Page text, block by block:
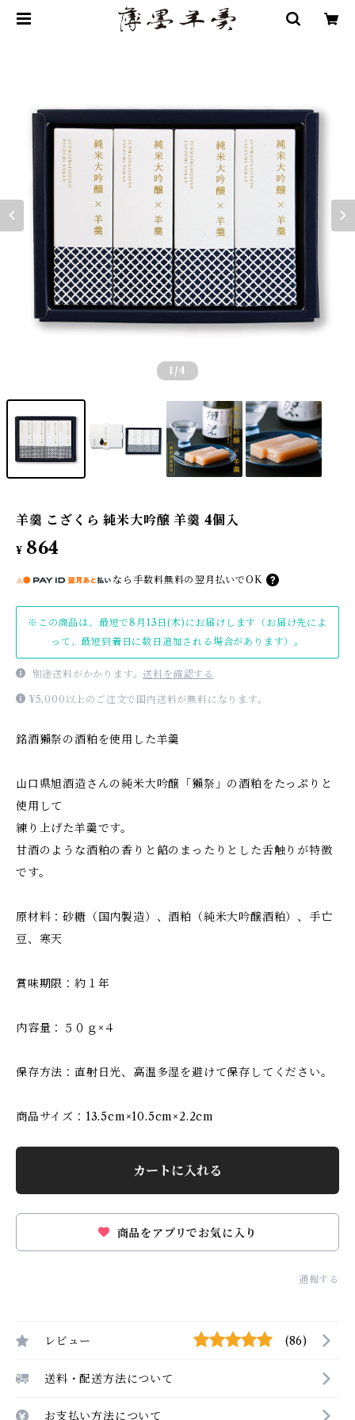
1 /4
羊羹 こざくら 純米大吟醸 羊羹 4個入
¥ 864
なら 手数料無料の 翌月払いでOK
※この商品は、最短で8月13日(木)にお届けします（お届け先によ
って、最短到着日に数日追加される場合があります）。
別途送料がかかります。送料を確認する
¥5,000以上のご注文で国内送料が無料になります。
銘酒獺祭の酒粕を使用した羊羹
山口県旭酒造さんの純米大吟醸「獺祭」の酒粕をたっぷりと
使用して
練り上げた羊羹です。
甘酒のような酒粕の香りと餡のまったりとした舌触りが特徴
です。
原材料：砂糖（国内製造）、酒粕（純米大吟醸酒粕）、手亡
豆、寒天
賞味期限：約１年
内容量：５０ｇ×４
保存方法：直射日光、高温多湿を避けて保存してください。
商品サイズ：13.5cm×10.5cm×2.2cm
カートに入れる
商品をアプリでお気に入り
通報する
レビュー (86)
送料・配送方法について
お支払い方法について